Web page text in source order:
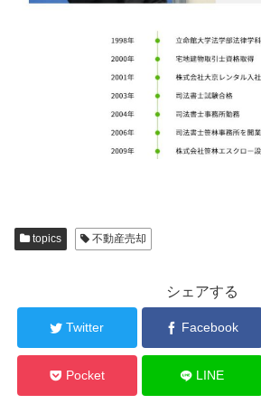
topics 不動産売却
シェアする
Twitter Facebook
Pocket LINE